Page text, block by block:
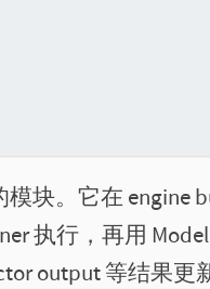
块。它在 engine
执行，再用
output 等结果更